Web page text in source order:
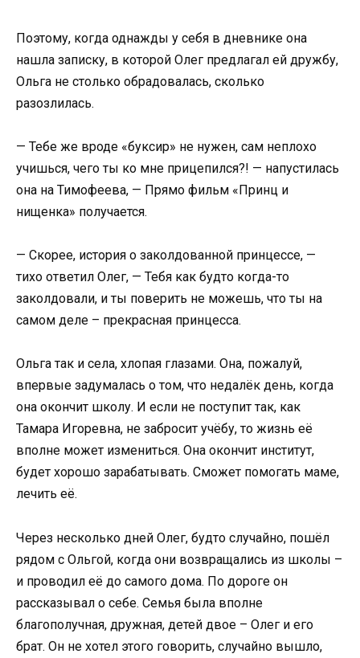
Поэтому, когда однажды у себя в дневнике она
нашла записку, в которой Олег предлагал ей дружбу,
Ольга не столько обрадовалась, сколько
разозлилась.
— Тебе же вроде «буксир» не нужен, сам неплохо
учишься, чего ты ко мне прицепился?! — напустилась
она на Тимофеева, — Прямо фильм «Принц и
нищенка» получается.
— Скорее, история о заколдованной принцессе, —
тихо ответил Олег, — Тебя как будто когда-то
заколдовали, и ты поверить не можешь, что ты на
самом деле – прекрасная принцесса.
Ольга так и села, хлопая глазами. Она, пожалуй,
впервые задумалась о том, что недалёк день, когда
она окончит школу. И если не поступит так, как
Тамара Игоревна, не забросит учёбу, то жизнь её
вполне может измениться. Она окончит институт,
будет хорошо зарабатывать. Сможет помогать маме,
лечить её.
Через несколько дней Олег, будто случайно, пошёл
рядом с Ольгой, когда они возвращались из школы –
и проводил её до самого дома. По дороге он
рассказывал о себе. Семья была вполне
благополучная, дружная, детей двое – Олег и его
брат. Он не хотел этого говорить, случайно вышло,